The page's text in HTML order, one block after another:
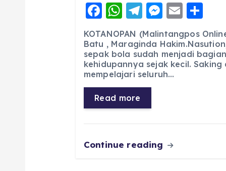
F
a
c
e
b
o
o
k
W
h
a
ts
A
p
p
T
el
e
g
r
a
m
M
e
ss
e
n
E
m
ai
l
h
a
re
KOTANOPAN (Malintangpos
Batu , Maraginda
sepak bola sudah menjadi
kehidupannya sejak kecil.
mempelajari seluruh…
Read more
Continue reading